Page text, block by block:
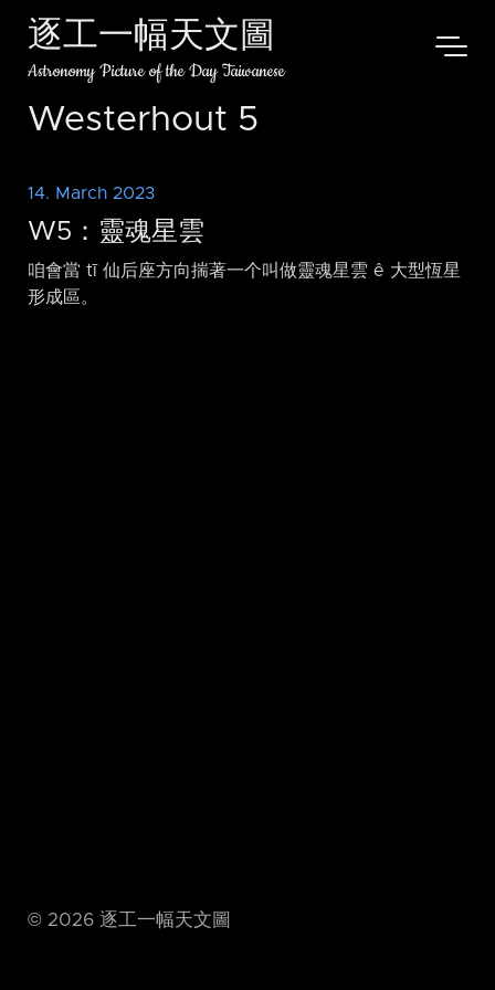
逐工一幅天文圖
Astronomy Picture of the Day Taiwanese
Westerhout 5
14. March 2023
W5：靈魂星雲
咱會當 tī 仙后座方向揣著一个叫做靈魂星雲 ê 大型恆星
形成區。
© 2026 逐工一幅天文圖